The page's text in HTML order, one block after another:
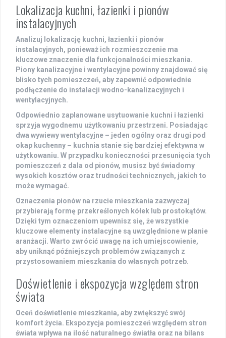
Lokalizacja kuchni, łazienki i pionów
instalacyjnych
Analizuj lokalizację kuchni, łazienki i pionów
instalacyjnych, ponieważ ich rozmieszczenie ma
kluczowe znaczenie dla funkcjonalności mieszkania.
Piony kanalizacyjne i wentylacyjne powinny znajdować się
blisko tych pomieszczeń, aby zapewnić odpowiednie
podłączenie do instalacji wodno-kanalizacyjnych i
wentylacyjnych.
Odpowiednio zaplanowane usytuowanie kuchni i łazienki
sprzyja wygodnemu użytkowaniu przestrzeni. Posiadając
dwa wywiewy wentylacyjne – jeden ogólny oraz drugi pod
okap kuchenny – kuchnia stanie się bardziej efektywna w
użytkowaniu. W przypadku konieczności przesunięcia tych
pomieszczeń z dala od pionów, musisz być świadomy
wysokich kosztów oraz trudności technicznych, jakich to
może wymagać.
Oznaczenia pionów na rzucie mieszkania zazwyczaj
przybierają formę przekreślonych kółek lub prostokątów.
Dzięki tym oznaczeniom upewnisz się, że wszystkie
kluczowe elementy instalacyjne są uwzględnione w planie
aranżacji. Warto zwrócić uwagę na ich umiejscowienie,
aby uniknąć późniejszych problemów związanych z
przystosowaniem mieszkania do własnych potrzeb.
Doświetlenie i ekspozycja względem stron
świata
Oceń doświetlenie mieszkania, aby zwiększyć swój
komfortżycia. Ekspozycja pomieszczeń względem stron
świata wpływa na ilość naturalnego światła oraz na bilans